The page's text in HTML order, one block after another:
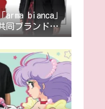
arma bianca」
同ブランド
リジナルアパ
定！